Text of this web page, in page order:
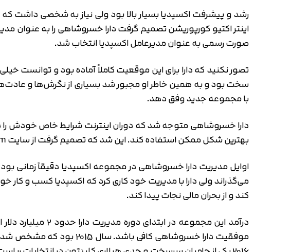
رشد و پیشرفت اکسپدیا بسیار بالا بود ولی نیاز به شخصی داشت
صورت رسمی به عنوان مدیرعامل اکسپدیا انتخاب شد.
تصور نکنید که دارا برای این موقعیت کاملاً آماده بود و
سخت بود و به همین خاطر او مجبور شد بسیاری از نگرش‌ها و
با مجموعه جدید وفق دهد.
دارا خسروشاهی متوجه شد که دوران اینترنت شرایط خاص خودش را
بهترین شکل ممکن استفاده کند. این شد که تصمیم گرفت از سایت Hotels.com کمک بگیرد و رزرو هتل را به صورت آنلاین در اختیار مخاطبان خود قرار دهد.
اوایل مدیریت دارا خسروشاهی در مجموعه اکسپدیا دقیقاً زمانی
کند و از بحران مالی نجات پیدا کند.
موفقیت دارا خسروشاهی